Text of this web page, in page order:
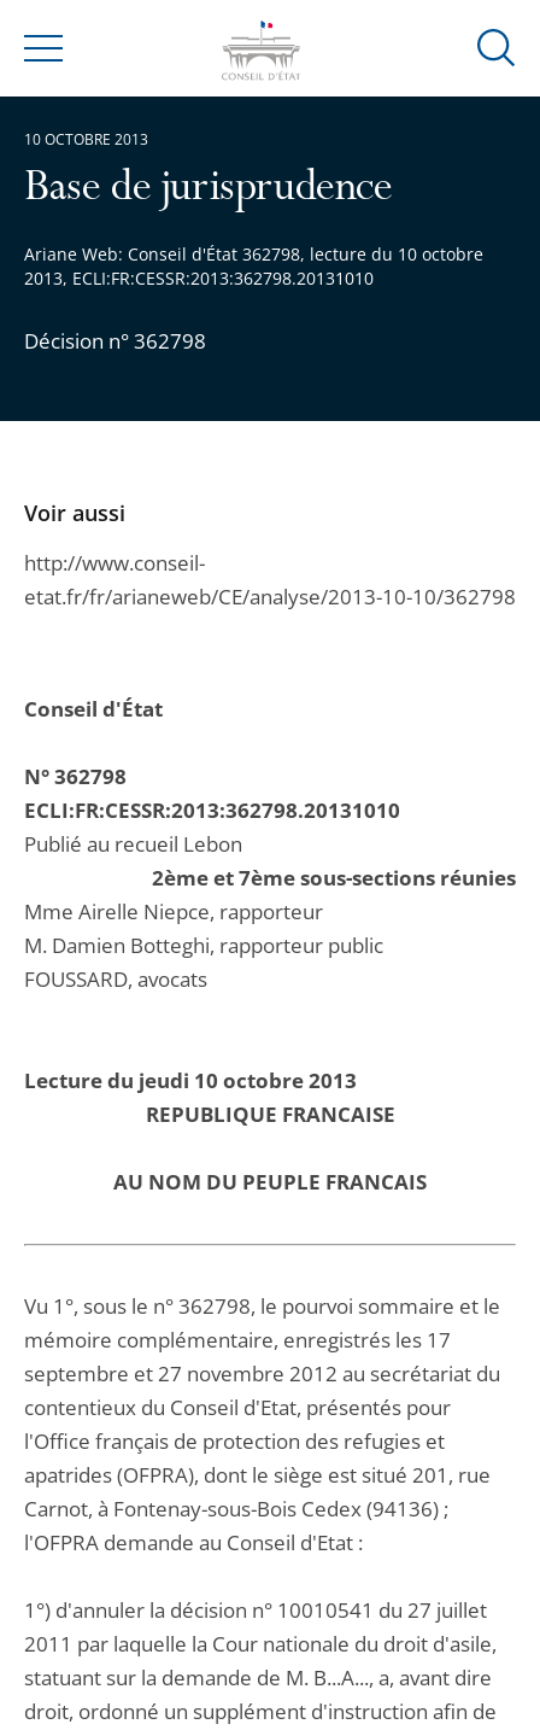
Menu
Ouvrir
Base de jurisprudence
Ariane Web: Conseil d'État 362798, lecture du 10 octobre
2013, ECLI:FR:CESSR:2013:362798.20131010
Décision n° 362798
10 OCTOBRE 2013
Conseil d'État
N° 362798
ECLI:FR:CESSR:2013:362798.20131010
Publié au recueil Lebon
2ème et 7ème sous-sections réunies
Mme Airelle Niepce, rapporteur
M. Damien Botteghi, rapporteur public
FOUSSARD, avocats
Lecture du jeudi 10 octobre 2013
REPUBLIQUE FRANCAISE
AU NOM DU PEUPLE FRANCAIS
Vu 1°, sous le n° 362798, le pourvoi sommaire et le
mémoire complémentaire, enregistrés les 17
septembre et 27 novembre 2012 au secrétariat du
contentieux du Conseil d'Etat, présentés pour
l'Office français de protection des refugies et
apatrides (OFPRA), dont le siège est situé 201, rue
Carnot, à Fontenay-sous-Bois Cedex (94136) ;
l'OFPRA demande au Conseil d'Etat :
1°) d'annuler la décision n° 10010541 du 27 juillet
2011 par laquelle la Cour nationale du droit d'asile,
statuant sur la demande de M. B...A..., a, avant dire
droit, ordonné un supplément d'instruction afin de
Voir aussi
http://www.conseil-
etat.fr/fr/arianeweb/CE/analyse/2013-10-10/362798